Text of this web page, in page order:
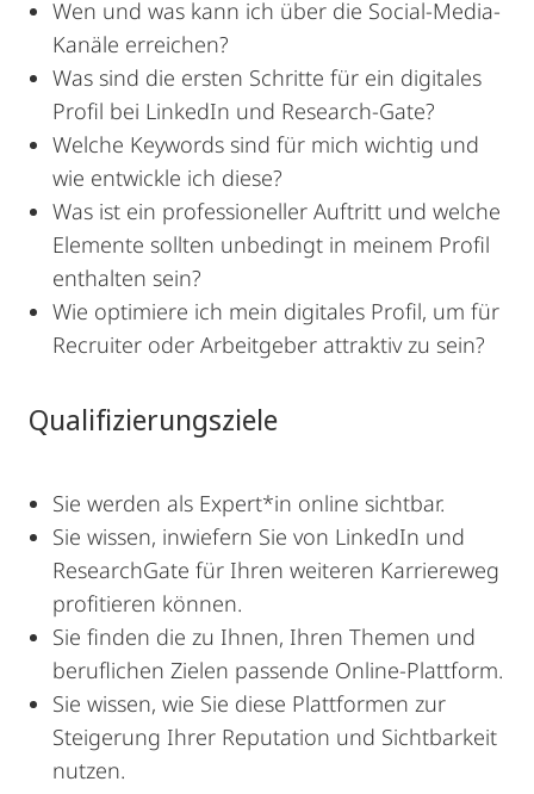
Wen und was kann ich über die Social-Media-
Kanäle erreichen?
Was sind die ersten Schritte für ein digitales
Profil bei LinkedIn und Research-Gate?
Welche Keywords sind für mich wichtig und
wie entwickle ich diese?
Was ist ein professioneller Auftritt und welche
Elemente sollten unbedingt in meinem Profil
enthalten sein?
Wie optimiere ich mein digitales Profil, um für
Recruiter oder Arbeitgeber attraktiv zu sein?
Qualifizierungsziele
Sie werden als Expert*in online sichtbar.
Sie wissen, inwiefern Sie von LinkedIn und
ResearchGate für Ihren weiteren Karriereweg
profitieren können.
Sie finden die zu Ihnen, Ihren Themen und
beruflichen Zielen passende Online-Plattform.
Sie wissen, wie Sie diese Plattformen zur
Steigerung Ihrer Reputation und Sichtbarkeit
nutzen.